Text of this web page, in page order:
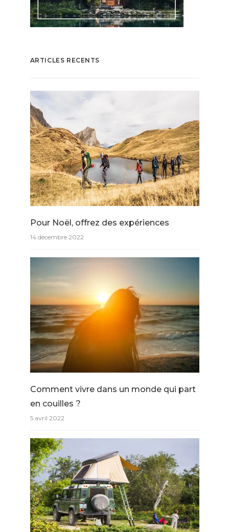
ARTICLES RECENTS
Pour Noël, offrez des expériences
14 décembre 2022
Comment vivre dans un monde qui part
en couilles ?
5 avril 2022